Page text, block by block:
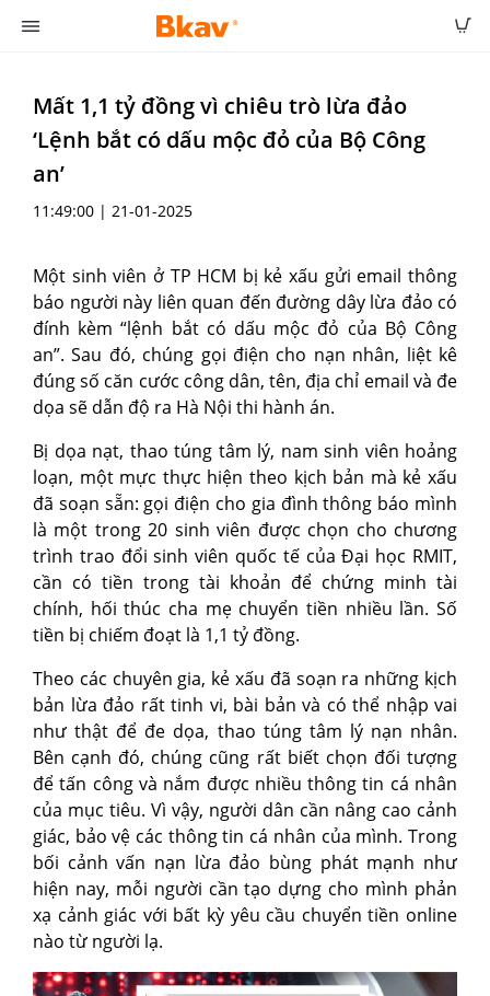
Mất 1,1 tỷ đồng vì chiêu trò lừa đảo
‘Lệnh bắt có dấu mộc đỏ của Bộ Công
an’
11:49:00 | 21-01-2025
Một sinh viên ở TP HCM bị kẻ xấu gửi email thông
báo người này liên quan đến đường dây lừa đảo có
đính kèm “lệnh bắt có dấu mộc đỏ của Bộ Công
an”. Sau đó, chúng gọi điện cho nạn nhân, liệt kê
đúng số căn cước công dân, tên, địa chỉ email và đe
dọa sẽ dẫn độ ra Hà Nội thi hành án.
Bị dọa nạt, thao túng tâm lý, nam sinh viên hoảng
loạn, một mực thực hiện theo kịch bản mà kẻ xấu
đã soạn sẵn: gọi điện cho gia đình thông báo mình
là một trong 20 sinh viên được chọn cho chương
trình trao đổi sinh viên quốc tế của Đại học RMIT,
cần có tiền trong tài khoản để chứng minh tài
chính, hối thúc cha mẹ chuyển tiền nhiều lần. Số
tiền bị chiếm đoạt là 1,1 tỷ đồng.
Theo các chuyên gia, kẻ xấu đã soạn ra những kịch
bản lừa đảo rất tinh vi, bài bản và có thể nhập vai
như thật để đe dọa, thao túng tâm lý nạn nhân.
Bên cạnh đó, chúng cũng rất biết chọn đối tượng
để tấn công và nắm được nhiều thông tin cá nhân
của mục tiêu. Vì vậy, người dân cần nâng cao cảnh
giác, bảo vệ các thông tin cá nhân của mình. Trong
bối cảnh vấn nạn lừa đảo bùng phát mạnh như
hiện nay, mỗi người cần tạo dựng cho mình phản
xạ cảnh giác với bất kỳ yêu cầu chuyển tiền online
nào từ người lạ.